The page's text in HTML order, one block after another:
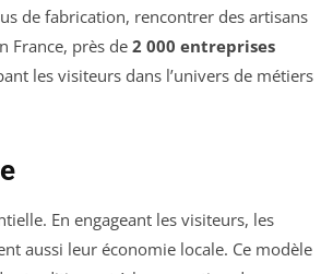
de fabrication, rencontrer des artisans
France, près de 2 000 entreprises
les visiteurs dans l’univers de métiers
En engageant les visiteurs, les
aussi leur économie locale. Ce modèle